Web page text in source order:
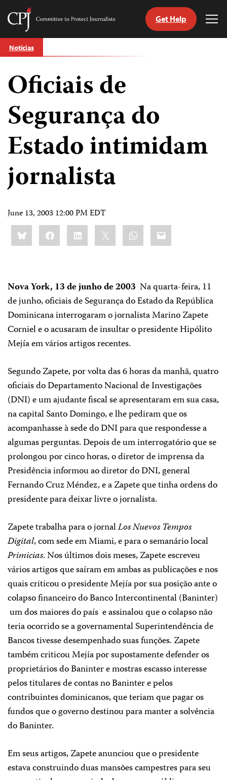
Skip
to
Committee
Journalists
Get Help
Notícias
Oficiais de
Segurança do
Estado intimidam
jornalista
June 13, 2003 12:00 PM EDT
Share
this:BlueskyFacebookLinkedIn WhatsApp
Email
Nova York, 13 de junho de 2003 ­ Na quarta-feira, 11
de junho, oficiais de Segurança do Estado da República
Dominicana interrogaram o jornalista Marino Zapete
Corniel e o acusaram de insultar o presidente Hipólito
Mejía em vários artigos recentes.
Segundo Zapete, por volta das 6 horas da manhã, quatro
oficiais do Departamento Nacional de Investigações
(DNI) e um ajudante fiscal se apresentaram em sua casa,
na capital Santo Domingo, e lhe pediram que os
acompanhasse à sede do DNI para que respondesse a
algumas perguntas. Depois de um interrogatório que se
prolongou por cinco horas, o diretor de imprensa da
Presidência informou ao diretor do DNI, general
Fernando Cruz Méndez, e a Zapete que tinha ordens do
presidente para deixar livre o jornalista.
Zapete trabalha para o jornalLos Nuevos Tempos
Digital, com sede em Miami, e para o semanário local
Primicias. Nos últimos dois meses, Zapete escreveu
vários artigos que saíram em ambas as publicações e nos
quais criticou o presidente Mejía por sua posição ante o
colapso financeiro do Banco Intercontinental (Baninter)
­ um dos maiores do país ­ e assinalou que o colapso não
teria ocorrido se a governamental Superintendência de
Bancos tivesse desempenhado suas funções. Zapete
também criticou Mejía por supostamente defender os
proprietários do Baninter e mostras escasso interesse
pelos titulares de contas no Baninter e pelos
contribuintes dominicanos, que teriam que pagar os
fundos que o governo destinou para manter a solvência
do Baninter.
Em seus artigos, Zapete anunciou que o presidente
estava construindo duas mansões campestres para seu